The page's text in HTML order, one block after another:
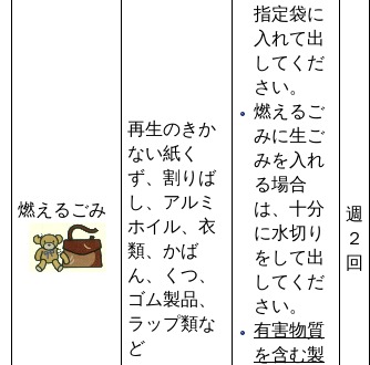
燃えるごみ
再生のきか
ない紙く
ず、割りば
し、アルミ
ホイル、衣
類、かば
ん、くつ、
ゴム製品、
ラップ類な
ど
指定袋に
入れて出
してくだ
さい。
燃えるご
みに生ご
みを入れ
る場合
は、十分
に水切り
をして出
してくだ
さい。
有害物質
を含む製
週
２
回